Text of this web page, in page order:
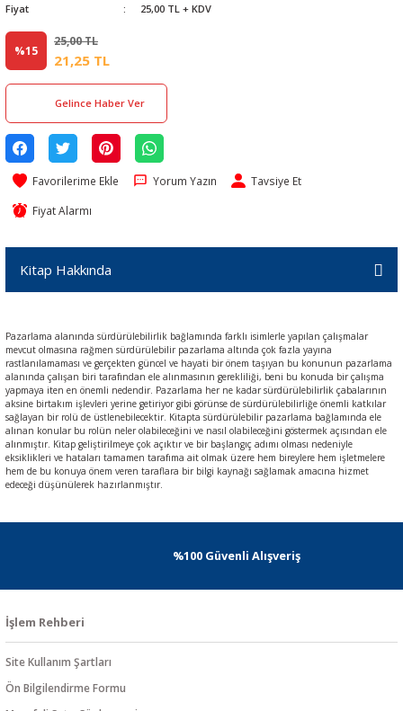
Fiyat
25,00 TL + KDV
%15
25,00 TL
21,25 TL
Gelince Haber Ver
Yorum Yazın Tavsiye Et
Fiyat Alarmı
Kitap Hakkında
Pazarlama alanında sürdürülebilirlik bağlamında farklı isimlerle yapılan çalışmalar
mevcut olmasına rağmen sürdürülebilir pazarlama altında çok fazla yayına
rastlanılamaması ve gerçekten güncel ve hayati bir önem taşıyan bu konunun pazarlama
alanında çalışan biri tarafından ele alınmasının gerekliliği, beni bu konuda bir çalışma
yapmaya iten en önemli nedendir. Pazarlama her ne kadar sürdürülebilirlik çabalarının
aksine birtakım işlevleri yerine getiriyor gibi görünse de sürdürülebilirliğe önemli katkılar
sağlayan bir rolü de üstlenebilecektir. Kitapta sürdürülebilir pazarlama bağlamında ele
alınan konular bu rolün neler olabileceğini ve nasıl olabileceğini göstermek açısından ele
alınmıştır. Kitap geliştirilmeye çok açıktır ve bir başlangıç adımı olması nedeniyle
eksiklikleri ve hataları tamamen tarafıma ait olmak üzere hem bireylere hem işletmelere
hem de bu konuya önem veren taraflara bir bilgi kaynağı sağlamak amacına hizmet
edeceği düşünülerek hazırlanmıştır.
%100 Güvenli Alışveriş
İşlem Rehberi
Site Kullanım Şartları
Ön Bilgilendirme Formu